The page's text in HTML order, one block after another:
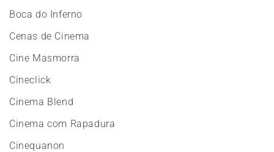
Boca do Inferno
Cenas de Cinema
Cine Masmorra
Cineclick
Cinema Blend
Cinema com Rapadura
Cinequanon